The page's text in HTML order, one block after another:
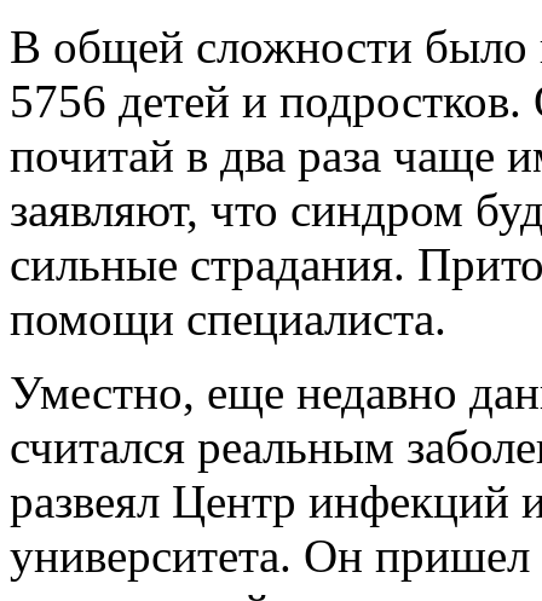
В общей сложности было
5756 детей и
почитай в два раза чаще
заявляют, что синдром
сильные страдания.
помощи специалиста.
Уместно, еще недавно
считался реальным
развеял Центр инфекций
университета. Он